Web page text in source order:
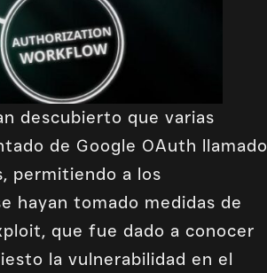
descubierto que varias
de Google OAuth llamado
permitiendo a los
hayan tomado medidas de
que fue dado a conocer
la vulnerabilidad en el